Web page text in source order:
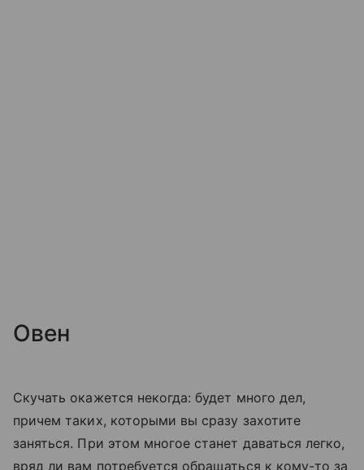
Овен
Скучать окажется некогда: будет много дел,
причем таких, которыми вы сразу захотите
заняться. При этом многое станет даваться легко,
вряд ли вам потребуется обращаться к кому-то за